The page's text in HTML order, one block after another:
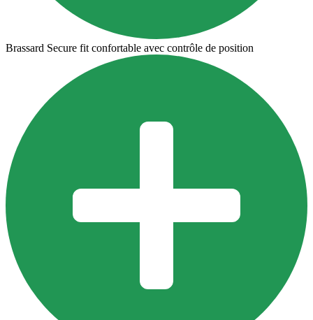
Brassard Secure fit confortable avec contrôle de position